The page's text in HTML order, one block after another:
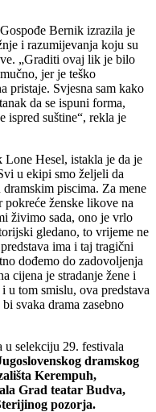
Bernik izrazila je
i razumijevanja koju su
„Graditi ovaj lik je bilo
jer je teško
pristaje. Svjesna sam kako
da se ispuni forma,
ispred suštine“, rekla je
Hesel, istakla je da je
u ekipi smo željeli da
piscima. Za mene
ženske likove na
živimo sada, ono je vrlo
gledano, to vrijeme ne
ima i taj tragični
dođemo do zadovoljenja
cijena je stradanje žene i
u tom smislu, ova predstava
svaka drama zasebno
u selekciju 29. festivala
dramskog
Kerempuh,
Grad teatar Budva,
pozorja.